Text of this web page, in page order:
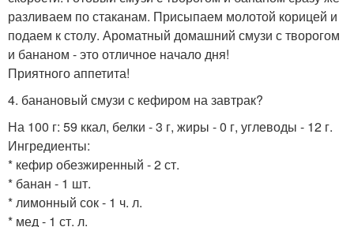
разливаем по стаканам. Присыпаем молотой корицей и
подаем к столу. Ароматный домашний смузи с творогом
и бананом - это отличное начало дня!
Приятного аппетита!
4. банановый смузи с кефиром на завтрак?
На 100 г: 59 ккал, белки - 3 г, жиры - 0 г, углеводы - 12 г.
Ингредиенты:
* кефир обезжиренный - 2 ст.
* банан - 1 шт.
* лимонный сок - 1 ч. л.
* мед - 1 ст. л.